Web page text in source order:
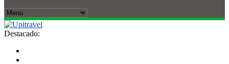
Destacado: